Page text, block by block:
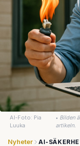
AI-Foto: Pia
Luuka
• Bilden
artikeln.
Nyheter AI-